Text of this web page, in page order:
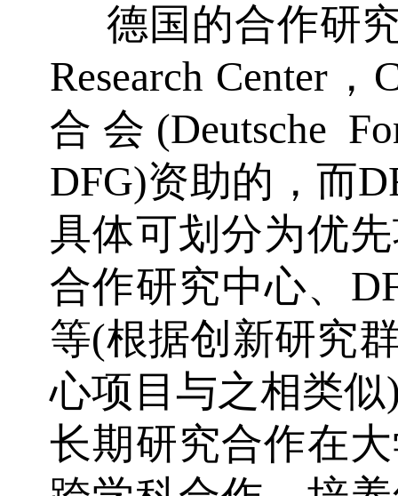
德国的合作研
Research Center
合会(Deutsche
DFG)资助的，而
具体可划分为优
合作研究中心、
等(根据创新研究
心项目与之相类
长期研究合作在